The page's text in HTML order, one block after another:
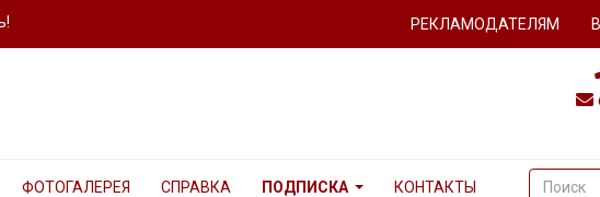
РЕКЛАМОДАТЕЛЯМ
ФОТОГАЛЕРЕЯ СПРАВКА ПОДПИСКА КОНТАКТЫ